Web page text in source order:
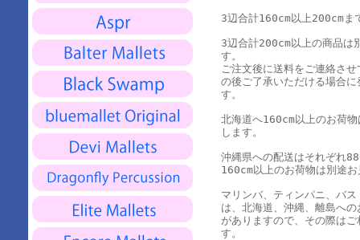
3辺合計160cm以上200cm
3辺合計200cm以上の商品は
す。
ご注文後に送料をご連絡さ
の後ご了承いただける場合
す。
北海道へ160cm以上のお荷
します。
沖縄県への配送はそれぞれ
160cm以上のお荷物は別途
マリンバ、ティンパニ、バ
は、北海道、沖縄、離島へ
がありますので、その際は
す。